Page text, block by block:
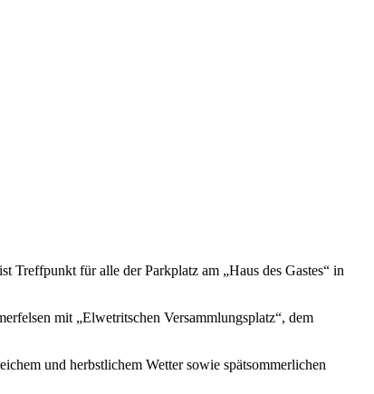
Treffpunkt für alle der Parkplatz am „Haus des Gastes“ in
mit „Elwetritschen Versammlungsplatz“, dem
und herbstlichem Wetter sowie spätsommerlichen